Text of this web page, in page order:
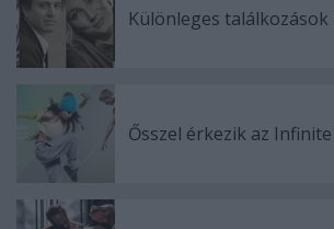
Különleges
Ősszel érkezik az